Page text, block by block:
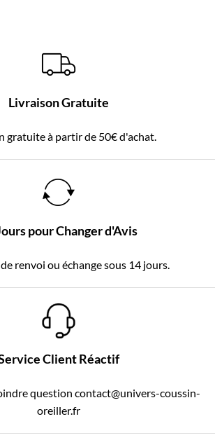
Livraison Gratuite
gratuite à partir de 50€ d'achat.
pour Changer d'Avis
renvoi ou échange sous 14 jours.
Client Réactif
question contact@univers-coussin-
oreiller.fr